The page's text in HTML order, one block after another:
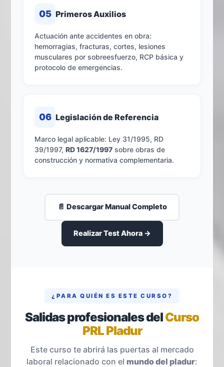
05 Primeros Auxilios
Actuación ante accidentes en obra:
hemorragias, fracturas, cortes, lesiones
musculares por sobreesfuerzo, RCP básica y
protocolo de emergencias.
06 Legislación de Referencia
Marco legal aplicable: Ley 31/1995, RD
39/1997,RD 1627/1997 sobre obras de
construcción y normativa complementaria.
📄 Descargar Manual Completo
Realizar Test Ahora →
¿PARA QUIÉN ES ESTE CURSO?
Salidas profesionales delCurso
PRL Pladur
Este curso te abrirá las puertas al mercado
laboral relacionado con el mundo del pladur: